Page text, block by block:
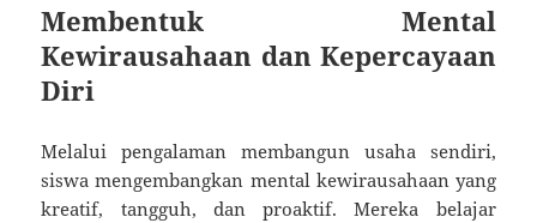
Membentuk Mental
Kewirausahaan dan Kepercayaan
Diri
Melalui pengalaman membangun usaha sendiri,
siswa mengembangkan mental kewirausahaan yang
kreatif, tangguh, dan proaktif. Mereka belajar